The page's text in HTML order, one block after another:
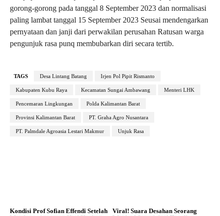
gorong-gorong pada tanggal 8 September 2023 dan normalisasi
paling lambat tanggal 15 September 2023 Seusai mendengarkan
pernyataan dan janji dari perwakilan perusahan Ratusan warga
pengunjuk rasa punq membubarkan diri secara tertib.
TAGS Desa Lintang Batang Irjen Pol Pipit Rismanto
Kabupaten Kubu Raya Kecamatan Sungai Ambawang Menteri LHK
Pencemaran Lingkungan Polda Kalimantan Barat
Provinsi Kalimantan Barat PT. Graha Agro Nusantara
PT. Palmdale Agroasia Lestari Makmur Unjuk Rasa
Kondisi Prof Sofian Effendi Setelah
Viral! Suara Desahan Seorang